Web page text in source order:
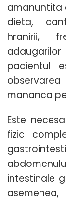
amanuntita
dieta,
hranirii,
pacientul
mananca
Este
fizic
intestinale